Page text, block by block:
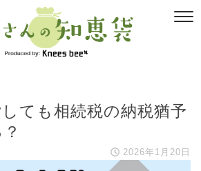
ても相続税の納税猶予
2026年1月20日